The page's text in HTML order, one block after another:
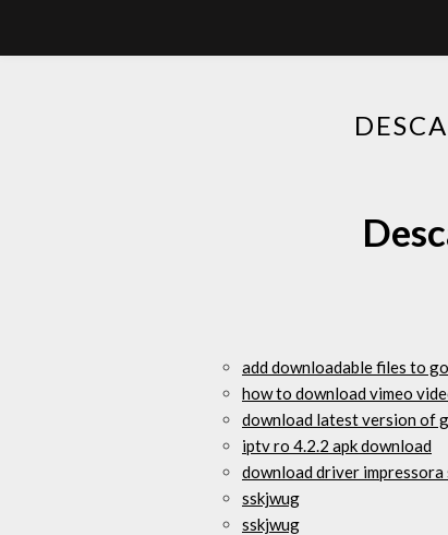
add downloadable files to
how to download vimeo
download latest version of
iptv ro 4.2.2 apk download
download driver
sskjwug
sskjwug